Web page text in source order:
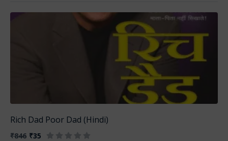
Rich Dad Poor Dad (Hindi)
₹846 ₹35